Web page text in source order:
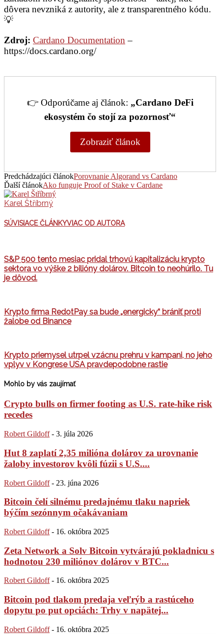
dôvera nevzniká z autority, ale z transparentného kódu.
💡
Zdroj: Cardano Documentation –
https://docs.cardano.org/
👉 Odporúčame aj článok: „Cardano DeFi
ekosystém čo stojí za pozornosť“
Zobraziť článok
Predchádzajúci článokPorovnanie Algorand vs Cardano
Ďalší článokAko funguje Proof of Stake v Cardane
Karel Štříbrný
SÚVISIACE ČLÁNKYVIAC OD AUTORA
S&P 500 tento mesiac pridal trhovú kapitalizáciu krypto
sektora vo výške 2 bilióny dolárov. Bitcoin to neohúrilo. Tu
je dôvod.
Krypto firma RedotPay sa bude „energicky“ brániť proti
žalobe od Binance
Krypto priemysel utrpel vzácnu prehru v kampani, no jeho
vplyv v Kongrese USA pravdepodobne rastie
Mohlo by vás zaujímať
Crypto bulls on firmer footing as U.S. rate-hike risk
recedes
Robert Gildoff - 3. júla 2026
Hut 8 zaplatí 2,35 milióna dolárov za urovnanie
žaloby investorov kvôli fúzii s U.S....
Robert Gildoff - 23. júna 2026
Bitcoin čelí silnému predajnému tlaku napriek
býčím sezónnym očakávaniam
Robert Gildoff - 16. októbra 2025
Zeta Network a Solv Bitcoin vytvárajú pokladnicu s
hodnotou 230 miliónov dolárov v BTC...
Robert Gildoff - 16. októbra 2025
Bitcoin pod tlakom predaja veľrýb a rastúceho
dopytu po put opciách: Trhy v napätej...
Robert Gildoff - 16. októbra 2025